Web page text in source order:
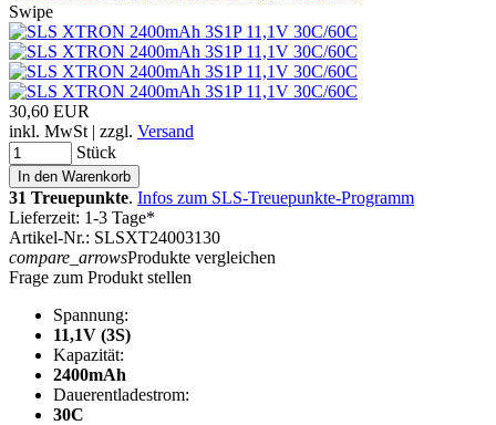
Swipe
30,60 EUR
inkl. MwSt | zzgl. Versand
Stück
31 Treuepunkte. Infos zum SLS-Treuepunkte-Programm
Lieferzeit: 1-3 Tage*
Artikel-Nr.: SLSXT24003130
compare_arrowsProdukte vergleichen
Frage zum Produkt stellen
Spannung:
11,1V (3S)
Kapazität:
2400mAh
Dauerentladestrom:
30C